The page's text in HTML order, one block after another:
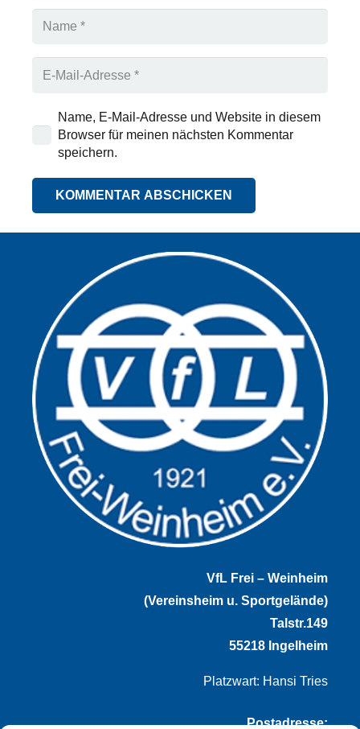
Name, E-Mail-Adresse und Website in diesem
Browser für meinen nächsten Kommentar
speichern.
KOMMENTAR ABSCHICKEN
VfL Frei – Weinheim
(Vereinsheim u. Sportgelände)
Talstr.149
55218 Ingelheim
Platzwart: Hansi Tries
Postadresse: